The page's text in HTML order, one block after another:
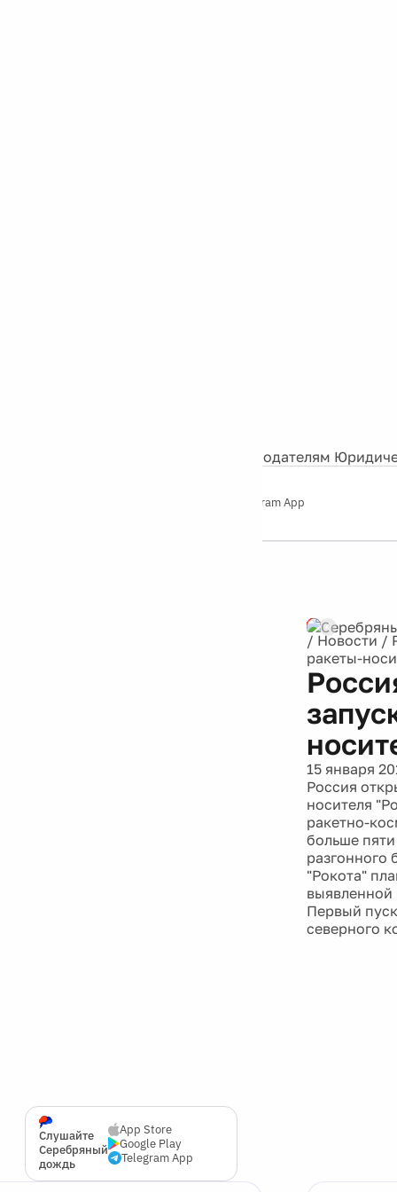
Рекламодателям
Telegram App
Слушайте
Серебряный
дождь
App Store
Google Play
Telegram App
/ Новости /
ракеты-
15 января
Россия
носителя
ракетно-
больше
разгонного
"Рокота"
выявленной
Первый
северного